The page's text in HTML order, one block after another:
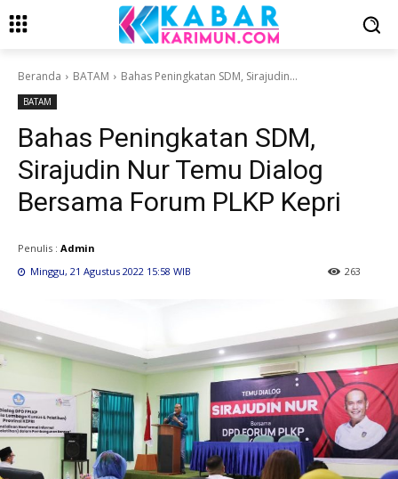
Beranda BATAM Bahas Peningkatan SDM, Sirajudin...
BATAM
Bahas Peningkatan SDM,
Sirajudin Nur Temu Dialog
Bersama Forum PLKP Kepri
Penulis : Admin
Minggu, 21 Agustus 2022 15:58 WIB
263